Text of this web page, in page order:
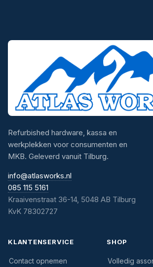
Refurbished hardware, kassa en
werkplekken voor consumenten en
MKB. Geleverd vanuit Tilburg.
info@atlasworks.nl
085 115 5161
Kraaivenstraat 36-14, 5048 AB Tilburg
KvK 78302727
KLANTENSERVICE
Contact opnemen
SHOP
Volledig